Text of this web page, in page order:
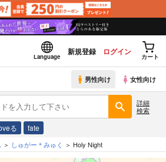
Language
新規登録 ログイン
カート
男性向け 女性向け
詳細
検索
る fate
しゅがー＊みゅく Holy Night